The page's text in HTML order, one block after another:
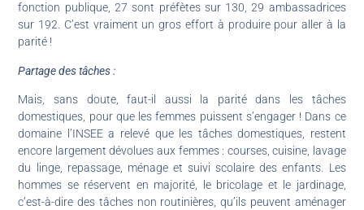
fonction publique, 27 sont préfètes sur 130, 29 ambassadrices
sur 192. C’est vraiment un gros effort à produire pour aller à la
parité !
Partage des tâches :
Mais, sans doute, faut-il aussi la parité dans les tâches
domestiques, pour que les femmes puissent s’engager ! Dans ce
domaine l’INSEE a relevé que les tâches domestiques, restent
encore largement dévolues aux femmes : courses, cuisine, lavage
du linge, repassage, ménage et suivi scolaire des enfants. Les
hommes se réservent en majorité, le bricolage et le jardinage,
c’est-à-dire des tâches non routinières, qu’ils peuvent aménager